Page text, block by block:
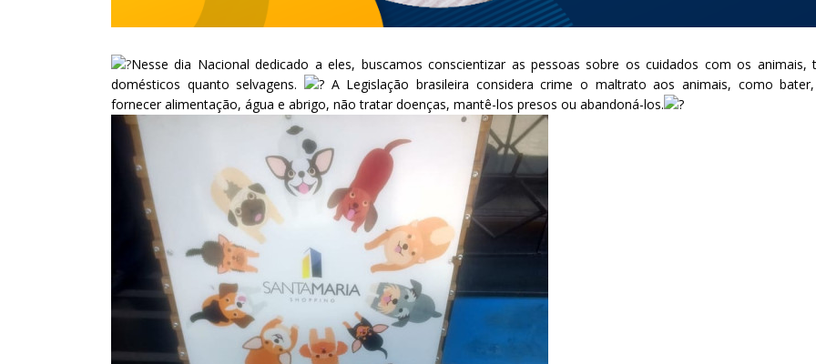
Nesse dia Nacional dedicado a eles, buscamos conscientizar as pessoas sobre os cuidados com os animais,
domésticos quanto selvagens.
A Legislação brasileira considera crime o maltrato aos animais, como
fornecer alimentação, água e abrigo, não tratar doenças, mantê-los presos ou abandoná-los.